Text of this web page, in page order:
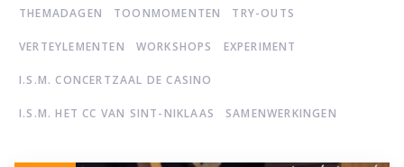
THEMADAGEN TOONMOMENTEN TRY-OUTS
VERTEYLEMENTEN WORKSHOPS EXPERIMENT
I.S.M. CONCERTZAAL DE CASINO
I.S.M. HET CC VAN SINT-NIKLAAS SAMENWERKINGEN